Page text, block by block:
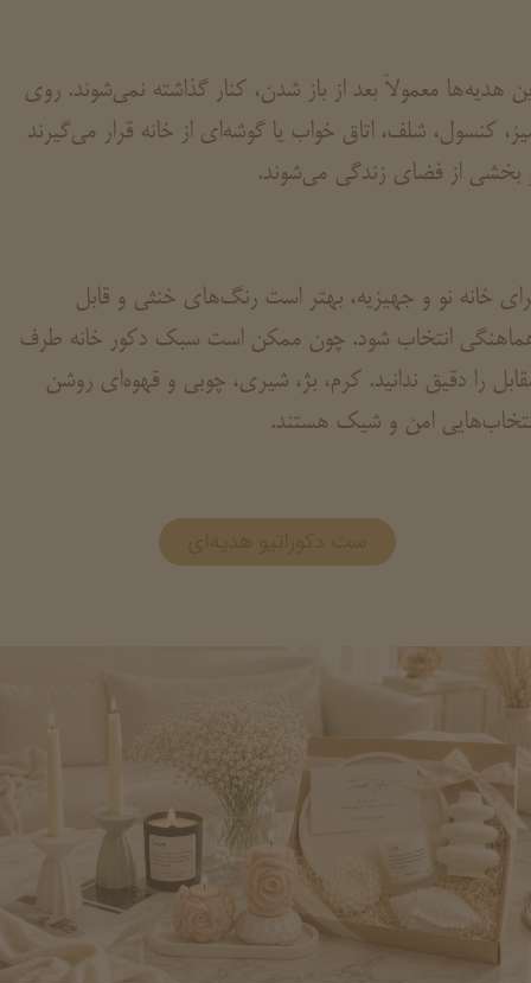
هدیه‌ها معمولاً بعد از باز شدن، کنار گذاشته نمی‌شوند. روی
کنسول، شلف، اتاق خواب یا گوشه‌ای از خانه قرار می‌گیرند
بخشی از فضای زندگی می‌شوند.
خانه نو و جهیزیه، بهتر است رنگ‌های خنثی و قابل
انتخاب شود. چون ممکن است سبک دکور خانه طرف
را دقیق ندانید. کرم، بژ، شیری، چوبی و قهوه‌ای روشن
امن و شیک هستند.